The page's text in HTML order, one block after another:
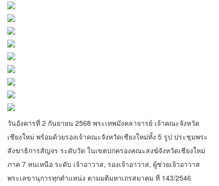
วันอังคารที่ 2 กันยายน 2568 พระเทพมังคลาจารย์ เจ้าคณะจังหวัด
เชียงใหม่ พร้อมด้วยรองเจ้าคณะจังหวัดเชียงใหม่ทั้ง 5 รูป ประชุมพระ
สังฆาธิการสัญจร ระดับวัด ในเขตปกครองคณะสงฆ์จังหวัดเชียงใหม่
ภาค 7 หนเหนือ ระดับ เจ้าอาวาส, รองเจ้าอาวาส, ผู้ช่วยเจ้าอาวาส
พระเลขานุการทุกตำแหน่ง ตามมติมหาเถรสมาคม ที่ 143/2546